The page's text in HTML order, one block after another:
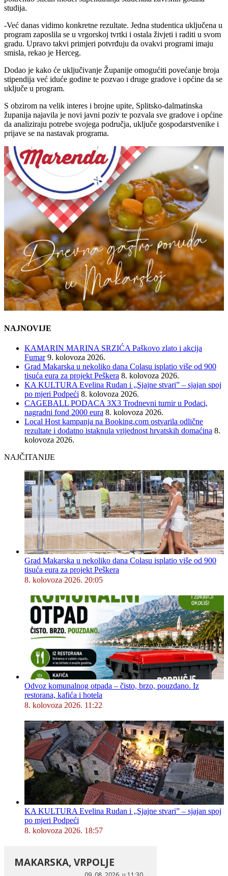
studija.
-Već danas vidimo konkretne rezultate. Jedna studentica uključena u
program zaposlila se u vrgorskoj tvrtki i ostala živjeti i raditi u svom
gradu. Upravo takvi primjeri potvrđuju da ovakvi programi imaju
smisla, rekao je Herceg.
Dodao je kako će uključivanje Županije omogućiti povećanje broja
stipendija već iduće godine te pozvao i druge gradove i općine da se
uključe u program.
S obzirom na velik interes i brojne upite, Splitsko-dalmatinska
županija najavila je novi javni poziv te pozvala sve gradove i općine
da analiziraju potrebe svojega područja, uključe gospodarstvenike i
prijave se na nastavak programa.
NAJNOVIJE
KAMARIN MARINA SRZIĆA Paškovo zlato i akcija
Fumar 9. kolovoza 2026.
Grad Makarska u nekoliko dana Colasu isplatio više od 900
tisuća eura za projekt Peškera 8. kolovoza 2026.
KA KULTURA Evelina Rudan i „Sjajne stvari” – sjajan spoj
po mjeri Podpeći 8. kolovoza 2026.
CAGEBALL PODACA 3X3 Trodnevni turnir u Podaci,
nagradni fond 2000 eura 8. kolovoza 2026.
Local Host kampanja na Booking.com ostvarila odlične
rezultate i dodatno istaknula vrijednost hrvatskih domaćina 8.
kolovoza 2026.
NAJČITANIJE
Grad Makarska u nekoliko dana Colasu isplatio više od 900
tisuća eura za projekt Peškera
8. kolovoza 2026. 20:05
Odvoz komunalnog otpada – čisto, brzo, pouzdano. Iz
restorana, kafića i hotela
8. kolovoza 2026. 11:22
KA KULTURA Evelina Rudan i „Sjajne stvari” – sjajan spoj
po mjeri Podpeći
8. kolovoza 2026. 18:57